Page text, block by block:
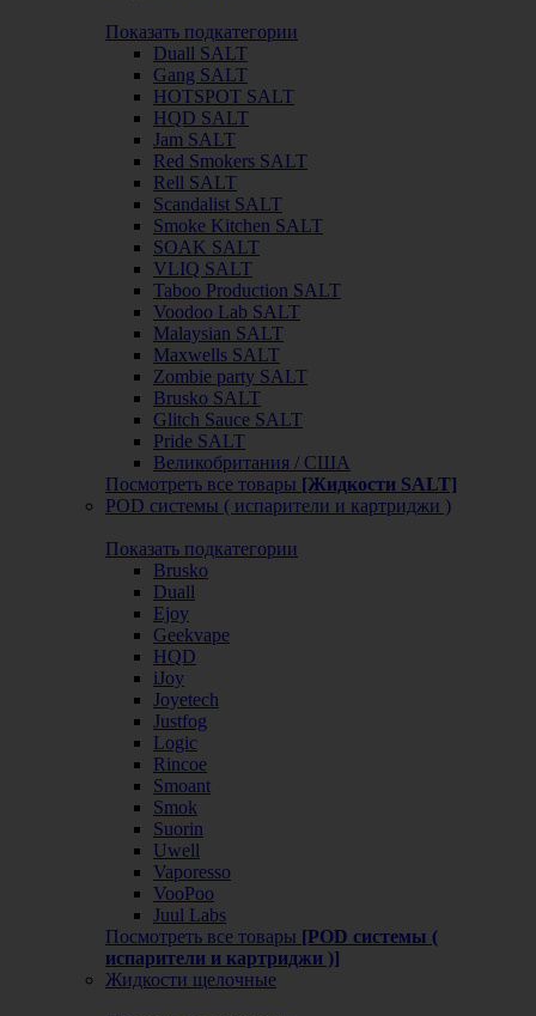
Показать подкатегории
Duall SALT
Gang SALT
HOTSPOT SALT
HQD SALT
Jam SALT
Red Smokers SALT
Rell SALT
Scandalist SALT
Smoke Kitchen SALT
SOAK SALT
VLIQ SALT
Taboo Production SALT
Voodoo Lab SALT
Malaysian SALT
Maxwells SALT
Zombie party SALT
Brusko SALT
Glitch Sauce SALT
Pride SALT
Великобритания / США
Посмотреть все товары [Жидкости SALT]
POD системы ( испарители и картриджи )
Показать подкатегории
Brusko
Duall
Ejoy
Geekvape
HQD
iJoy
Joyetech
Justfog
Logic
Rincoe
Smoant
Smok
Suorin
Uwell
Vaporesso
VooPoo
Juul Labs
Посмотреть все товары [POD системы (
испарители и картриджи )]
Жидкости щелочные